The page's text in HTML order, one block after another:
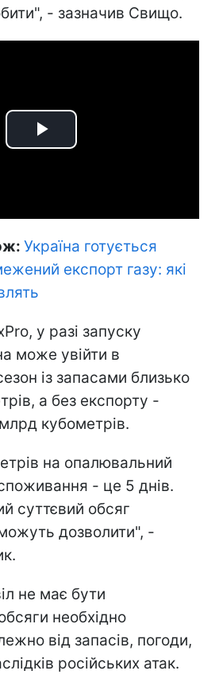
- зазначив Свищо.
Play
Україна готується
експорт газу: які
у разі запуску
може увійти в
із запасами близько
а без експорту -
кубометрів.
на опалювальний
- це 5 днів.
суттєвий обсяг
дозволити", -
не має бути
необхідно
від запасів, погоди,
російських атак.